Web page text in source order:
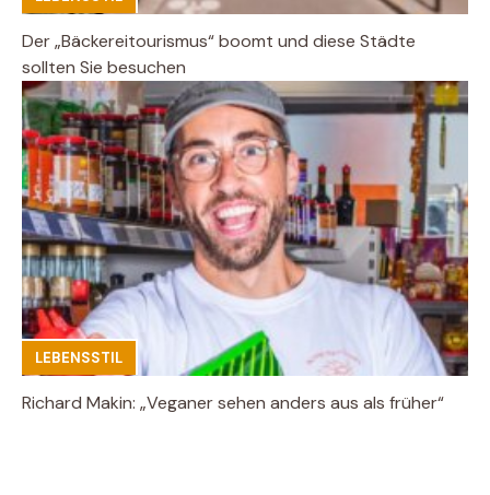
Der „Bäckereitourismus“ boomt und diese Städte
sollten Sie besuchen
LEBENSSTIL
Richard Makin: „Veganer sehen anders aus als früher“